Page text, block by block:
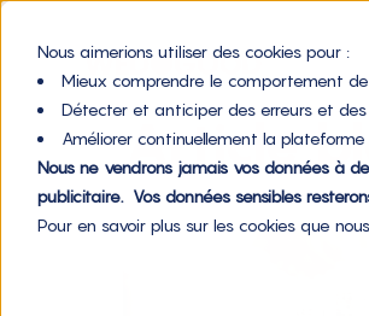
Nous aimerions utiliser des cookies pour :
Mieux comprendre le comportement
Détecter et anticiper des erreurs et
Améliorer continuellement la plateforme
Nous ne vendrons jamais vos données à
publicitaire. Vos données sensibles
Pour en savoir plus sur les cookies que
Article